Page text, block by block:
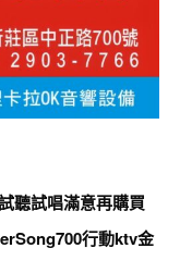
聽試唱滿意再購買
行動ktv金